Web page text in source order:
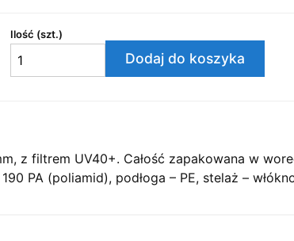
Ilość (szt.)
Dodaj do koszyka
z filtrem UV40+. Całość zapakowana w
PA (poliamid), podłoga – PE, stelaż –